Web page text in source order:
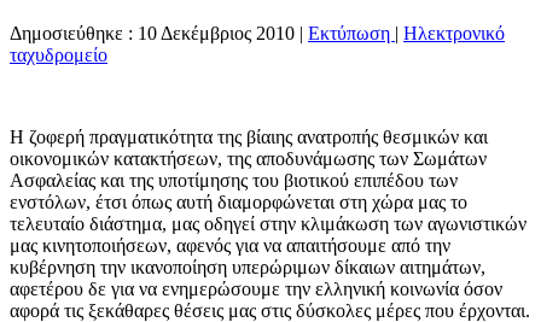
Δημοσιεύθηκε : 10 Δεκέμβριος 2010 | Εκτύπωση | Ηλεκτρονικό
ταχυδρομείο
Η ζοφερή πραγματικότητα της βίαιης ανατροπής θεσμικών και
οικονομικών κατακτήσεων, της αποδυνάμωσης των Σωμάτων
Ασφαλείας και της υποτίμησης του βιοτικού επιπέδου των
ενστόλων, έτσι όπως αυτή διαμορφώνεται στη χώρα μας το
τελευταίο διάστημα, μας οδηγεί στην κλιμάκωση των αγωνιστικών
μας κινητοποιήσεων, αφενός για να απαιτήσουμε από την
κυβέρνηση την ικανοποίηση υπερώριμων δίκαιων αιτημάτων,
αφετέρου δε για να ενημερώσουμε την ελληνική κοινωνία όσον
αφορά τις ξεκάθαρες θέσεις μας στις δύσκολες μέρες που έρχονται.